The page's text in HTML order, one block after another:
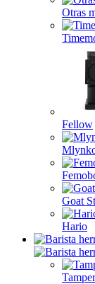
Otras
Fellow
Goat
Hario
Tamper